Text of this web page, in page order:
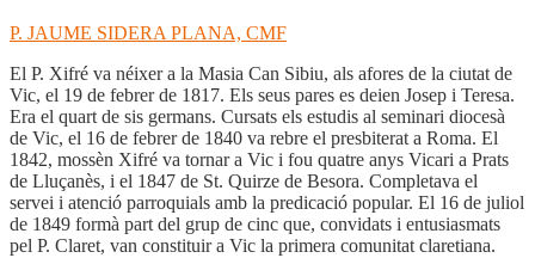
P. JAUME SIDERA PLANA, CMF
El P. Xifré va néixer a la Masia Can Sibiu, als afores de la ciutat de
Vic, el 19 de febrer de 1817. Els seus pares es deien Josep i Teresa.
Era el quart de sis germans. Cursats els estudis al seminari diocesà
de Vic, el 16 de febrer de 1840 va rebre el presbiterat a Roma. El
1842, mossèn Xifré va tornar a Vic i fou quatre anys Vicari a Prats
de Lluçanès, i el 1847 de St. Quirze de Besora. Completava el
servei i atenció parroquials amb la predicació popular. El 16 de juliol
de 1849 formà part del grup de cinc que, convidats i entusiasmats
pel P. Claret, van constituir a Vic la primera comunitat claretiana.